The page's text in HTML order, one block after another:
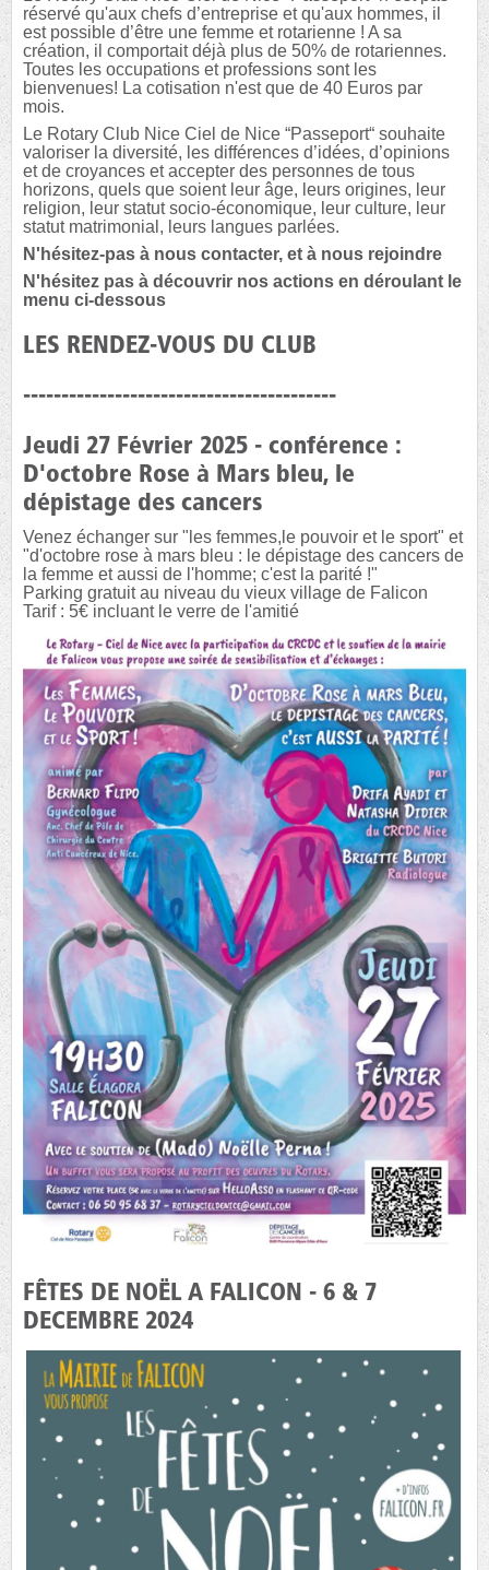
réservé qu'aux chefs d’entreprise et qu'aux hommes, il
est possible d’être une femme et rotarienne ! A sa
création, il comportait déjà plus de 50% de rotariennes.
Toutes les occupations et professions sont les
bienvenues! La cotisation n'est que de 40 Euros par
mois.
Le Rotary Club Nice Ciel de Nice “Passeport“ souhaite
valoriser la diversité, les différences d’idées, d’opinions
et de croyances et accepter des personnes de tous
horizons, quels que soient leur âge, leurs origines, leur
religion, leur statut socio-économique, leur culture, leur
statut matrimonial, leurs langues parlées.
N'hésitez-pas à nous contacter, et à nous rejoindre
N'hésitez pas à découvrir nos actions en déroulant le
menu ci-dessous
LES RENDEZ-VOUS DU CLUB
-----------------------------------------
Jeudi 27 Février 2025 - conférence :
D'octobre Rose à Mars bleu, le
dépistage des cancers
Venez échanger sur "les femmes,le pouvoir et le sport" et
"d'octobre rose à mars bleu : le dépistage des cancers de
la femme et aussi de l'homme; c'est la parité !"
Parking gratuit au niveau du vieux village de Falicon
Tarif : 5€ incluant le verre de l'amitié
FÊTES DE NOËL A FALICON - 6 & 7
DECEMBRE 2024